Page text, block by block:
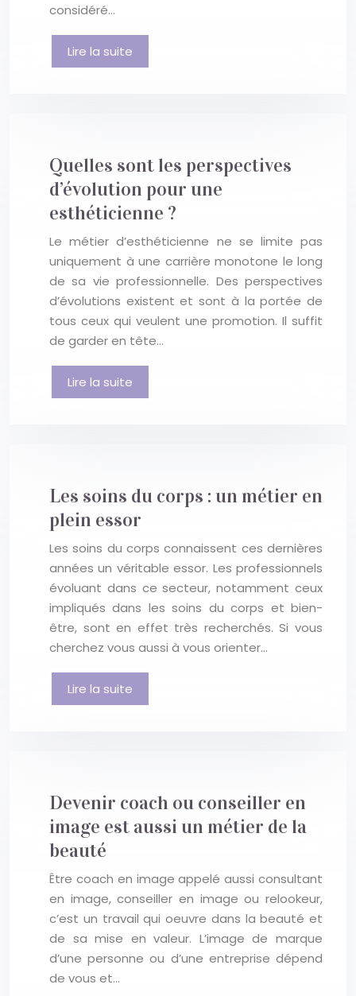
considéré…
Lire la suite
Quelles sont les perspectives
d’évolution pour une
esthéticienne ?
Le métier d’esthéticienne ne se limite pas
uniquement à une carrière monotone le long
de sa vie professionnelle. Des perspectives
d’évolutions existent et sont à la portée de
tous ceux qui veulent une promotion. Il suffit
de garder en tête…
Lire la suite
Les soins du corps : un métier en
plein essor
Les soins du corps connaissent ces dernières
années un véritable essor. Les professionnels
évoluant dans ce secteur, notamment ceux
impliqués dans les soins du corps et bien-
être, sont en effet très recherchés. Si vous
cherchez vous aussi à vous orienter…
Lire la suite
Devenir coach ou conseiller en
image est aussi un métier de la
beauté
Être coach en image appelé aussi consultant
en image, conseiller en image ou relookeur,
c’est un travail qui oeuvre dans la beauté et
de sa mise en valeur. L’image de marque
d’une personne ou d’une entreprise dépend
de vous et…